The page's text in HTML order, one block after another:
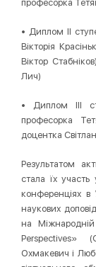
професорка
• Диплом ІІ
Вікторія
Віктор
Лич)
• Диплом ІІІ
професорка
доцентка
Результатом
стала їх
конференціях в
наукових
на
Perspectives»
Охмакевич і